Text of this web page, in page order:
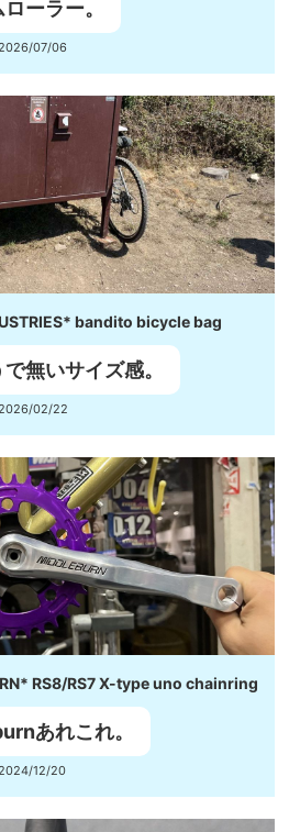
ーラー。
07/06
bandito bicycle bag
無いサイズ感。
02/22
RS8/RS7 X-type uno chainring
あれこれ。
12/20